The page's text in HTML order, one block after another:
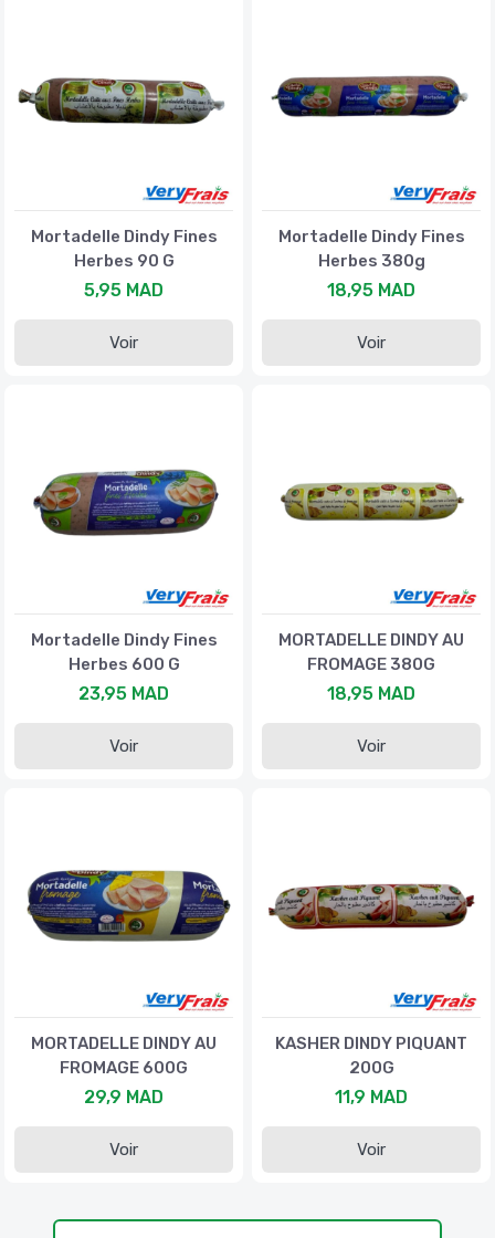
Mortadelle Dindy Fines
Herbes 90 G
5,95 MAD
Voir
Mortadelle Dindy Fines
Herbes 380g
18,95 MAD
Voir
Mortadelle Dindy Fines
Herbes 600 G
23,95 MAD
Voir
MORTADELLE DINDY AU
FROMAGE 380G
18,95 MAD
Voir
MORTADELLE DINDY AU
FROMAGE 600G
29,9 MAD
Voir
KASHER DINDY PIQUANT
200G
11,9 MAD
Voir